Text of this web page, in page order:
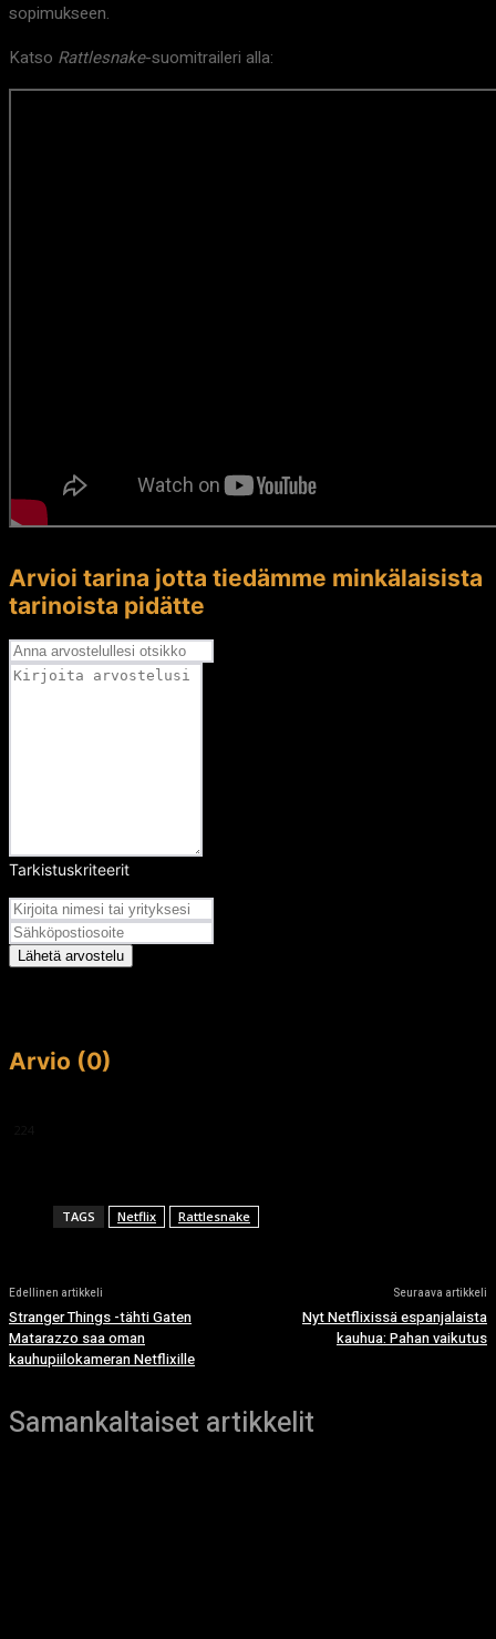
sopimukseen.
Katso Rattlesnake-suomitraileri alla:
Arvioi tarina jotta tiedämme minkälaisista
tarinoista pidätte
Tarkistuskriteerit
Lähetä arvostelu
Arvio (0)
TAGS Netflix Rattlesnake
Edellinen artikkeli
Stranger Things -tähti Gaten
Matarazzo saa oman
kauhupiilokameran Netflixille
Seuraava artikkeli
Nyt Netflixissä espanjalaista
kauhua: Pahan vaikutus
Samankaltaiset artikkelit